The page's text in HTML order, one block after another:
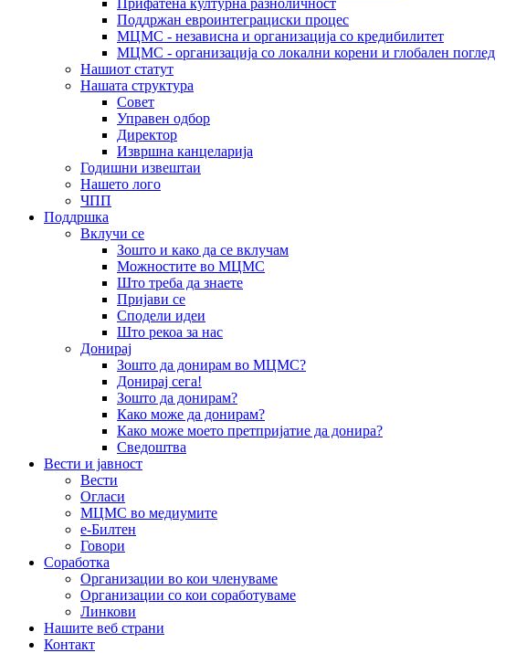
Поддржан евроинтеграциски процес
МЦМС - независна и организација со кредибилитет
МЦМС - организација со локални корени и глобален поглед
Нашиот статут
Нашата структура
Совет
Управен одбор
Директор
Извршна канцеларија
Годишни извештаи
Нашето лого
ЧПП
Поддршка
Вклучи се
Зошто и како да се вклучам
Можностите во МЦМС
Што треба да знаете
Пријави се
Сподели идеи
Што рекоа за нас
Донирај
Зошто да донирам во МЦМС?
Донирај сега!
Зошто да донирам?
Како може да донирам?
Како може моето претпријатие да донира?
Сведоштва
Вести и јавност
Вести
Огласи
МЦМС во медиумите
е-Билтен
Говори
Соработка
Организации во кои членуваме
Организации со кои соработуваме
Линкови
Нашите веб страни
Контакт